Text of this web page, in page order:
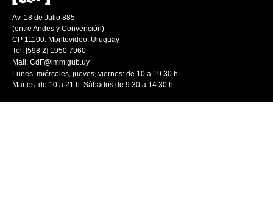
Av. 18 de Julio 885
(entre Andes y Convención)
CP 11100. Montevideo. Uruguay
Tel: [598 2] 1950 7960
Mail: CdF@imm.gub.uy
Lunes, miércoles, jueves, viernes: de 10 a 19.30 h.
Martes: de 10 a 21 h. Sábados de 9.30 a 14.30 h.